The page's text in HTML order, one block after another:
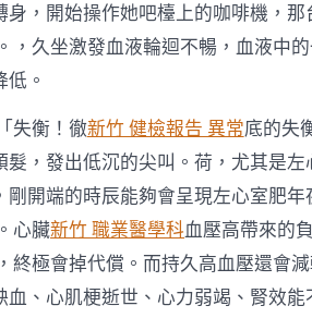
，開始操作她吧檯上的咖啡機，那
。，久坐激發血液輪迴不暢，血液中
。
失衡！徹新竹 健檢報告 異常底的失
，發出低沉的尖叫。荷，尤其是左
開端的時辰能夠會呈現左心室肥年
心臟新竹 職業醫學科血壓高帶來的
終極會掉代償。而持久高血壓還會
、心肌梗逝世、心力弱竭、腎效能